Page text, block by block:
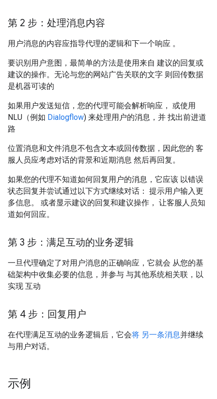
第 2 步：处理消息内容
用户消息的内容应指导代理的逻辑和下一个响应 。
要识别用户意图，最简单的方法是使用来自 建议的回复或
建议的操作。无论与您的网站广告关联的文字 则回传数据
是机器可读的
如果用户发送短信，您的代理可能会解析响应， 或使用
NLU（例如 Dialogflow) 来处理用户的消息，并 找出前进道
路
位置消息和文件消息不包含文本或回传数据，因此您的 客
服人员应考虑对话的背景和近期消息 然后再回复。
如果您的代理不知道如何回复用户的消息，它应该 以错误
状态回复并尝试通过以下方式继续对话： 提示用户输入更
多信息。 或者显示建议的回复和建议操作， 让客服人员知
道如何回应。
第 3 步：满足互动的业务逻辑
一旦代理确定了对用户消息的正确响应，它就会 从您的基
础架构中收集必要的信息，并参与 与其他系统相关联，以
实现 互动
第 4 步：回复用户
在代理满足互动的业务逻辑后，它会将 另一条消息并继续
与用户对话。
示例